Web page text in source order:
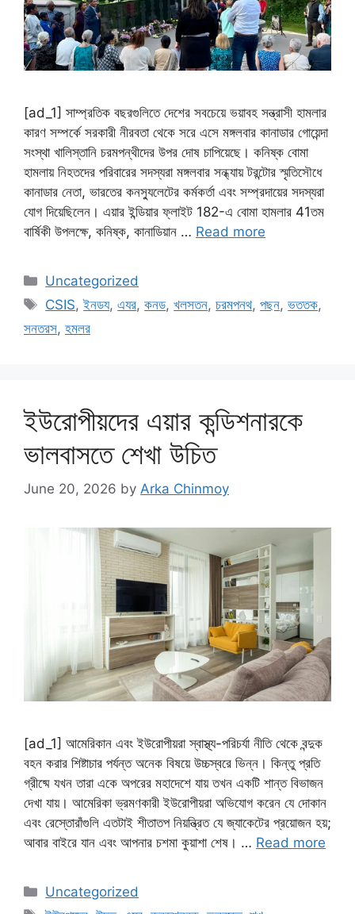
[ad_1] সাম্প্রতিক বছরগুলিতে দেশের সবচেয়ে ভয়াবহ সন্ত্রাসী হামলার
কারণ সম্পর্কে সরকারী নীরবতা থেকে সরে এসে মঙ্গলবার কানাডার গোয়েন্দা
সংস্থা খালিস্তানি চরমপন্থীদের উপর দোষ চাপিয়েছে। কনিষ্ক বোমা
হামলায় নিহতদের পরিবারের সদস্যরা মঙ্গলবার সন্ধ্যায় টরন্টোর স্মৃতিসৌধে
কানাডার নেতা, ভারতের কনস্যুলেটের কর্মকর্তা এবং সম্প্রদায়ের সদস্যরা
যোগ দিয়েছিলেন। এয়ার ইন্ডিয়ার ফ্লাইট 182-এ বোমা হামলার 41তম
বার্ষিকী উপলক্ষে, কনিষ্ক, কানাডিয়ান … Read more
Categories
Uncategorized
Tags
CSIS,ইনডয,এযর,কনড,খলসতন,চরমপনথ,পছন,ভততক,
সনতরস, হমলর
ইউরোপীয়দের এয়ার কন্ডিশনারকে
ভালবাসতে শেখা উচিত
June 20, 2026 by Arka Chinmoy
[ad_1] আমেরিকান এবং ইউরোপীয়রা স্বাস্থ্য-পরিচর্যা নীতি থেকে বন্দুক
বহন করার শিষ্টাচার পর্যন্ত অনেক বিষয়ে উচ্চস্বরে ভিন্ন। কিন্তু প্রতি
গ্রীষ্মে যখন তারা একে অপরের মহাদেশে যায় তখন একটি শান্ত বিভাজন
দেখা যায়। আমেরিকা ভ্রমণকারী ইউরোপীয়রা অভিযোগ করেন যে দোকান
এবং রেস্তোরাঁগুলি এতটাই শীতাতপ নিয়ন্ত্রিত যে জ্যাকেটের প্রয়োজন হয়;
আবার বাইরে যান এবং আপনার চশমা কুয়াশা শেষ। … Read more
Categories
Uncategorized